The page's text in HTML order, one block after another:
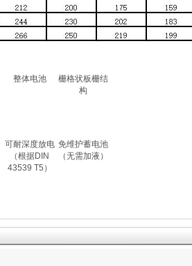
整体电池
栅格状板栅结
构
可耐深度放电
（根据DIN
43539 T5）
免维护蓄电池
（无需加液）